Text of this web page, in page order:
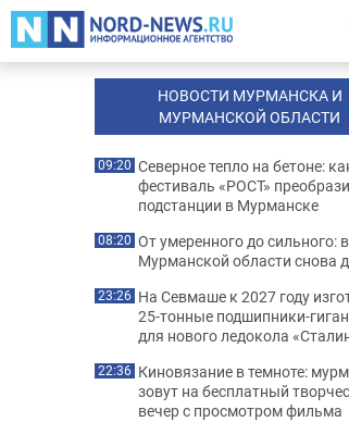
НОВОСТИ МУРМАНСКА И
МУРМАНСКОЙ ОБЛАСТИ
09:20 Северное тепло на бетоне:
фестиваль «РОСТ»
подстанции в Мурманске
08:20 От умеренного до сильного: в
Мурманской области снова
23:26 На Севмаше к 2027 году
25-тонные подшипники-
для нового ледокола
22:36 Киновязание в темноте:
зовут на бесплатный
вечер с просмотром фильма